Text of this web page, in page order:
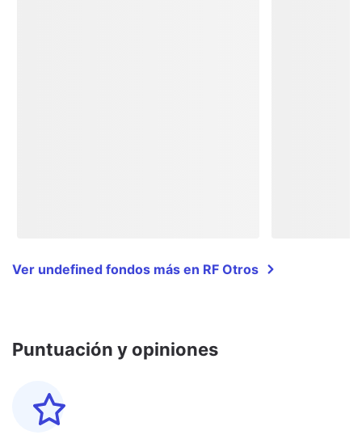
Ver undefined fondos más en RF Otros
Puntuación y opiniones